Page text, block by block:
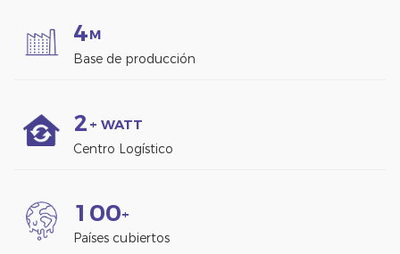
4M
Base de producción
2 + WATT
Centro Logístico
1 00+
Países cubiertos